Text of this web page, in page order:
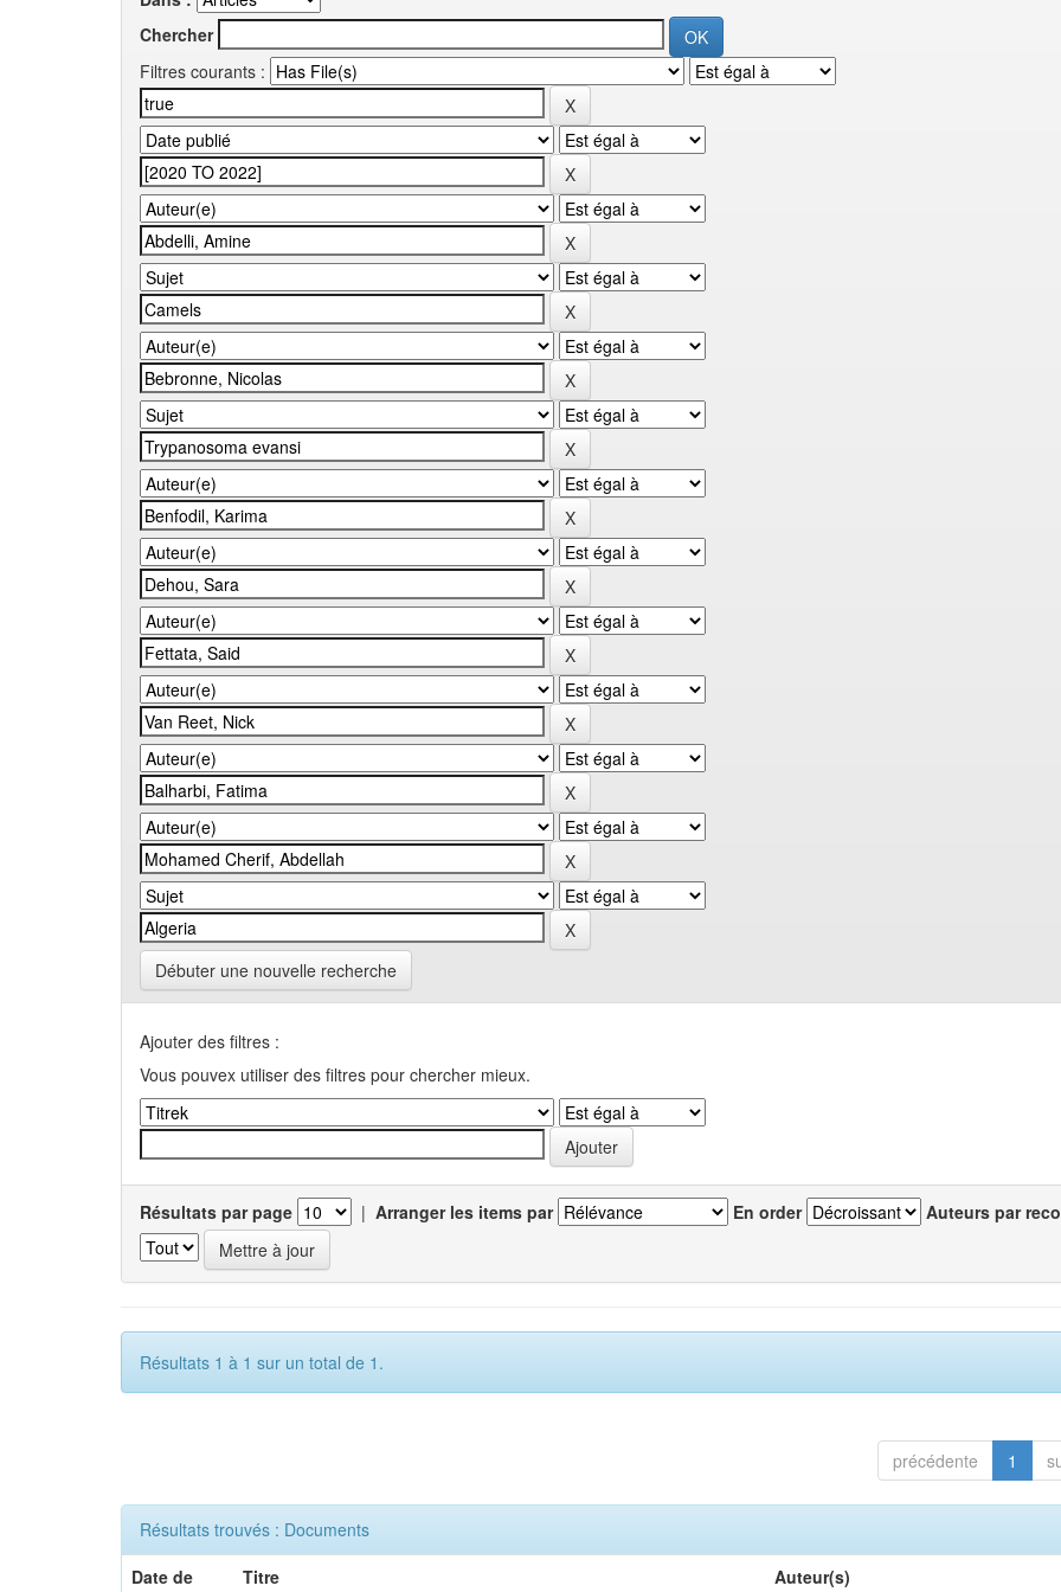
Chercher
Filtres courants :
Débuter une nouvelle recherche
Ajouter des filtres :
Vous pouvex utiliser des filtres pour chercher mieux.
Résultats par page | Arranger les items par En order Auteurs par
Résultats 1 à 1 sur un total de 1.
précédente 1
Résultats trouvés : Documents
Date de
Titre Auteur(s)